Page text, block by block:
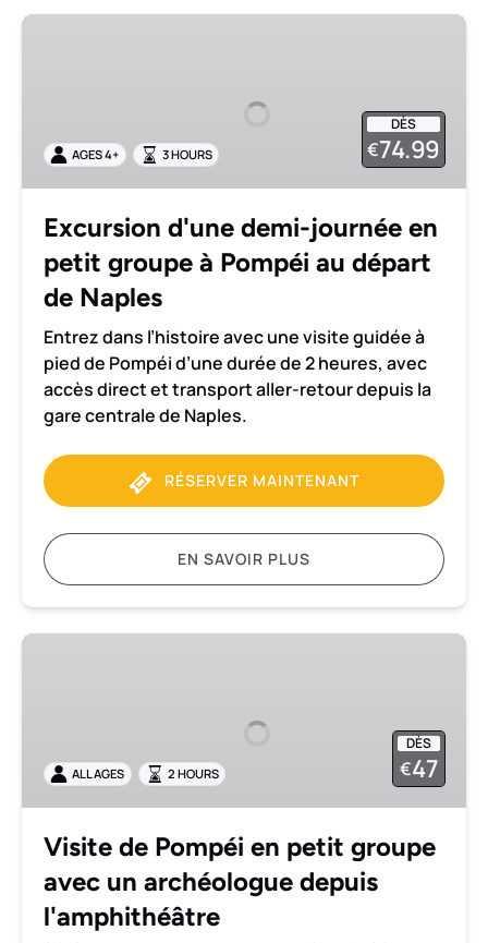
Excursion
petit
groupe
Pompéi
départ
Naples
DÈS
€74.99
AGES 4+ 3 HOURS
Excursion d'une demi-journée en
petit groupe à Pompéi au départ
de Naples
Entrez dans l’histoire avec une visite guidée à
pied de Pompéi d’une durée de 2 heures, avec
accès direct et transport aller-retour depuis la
gare centrale de Naples.
RÉSERVER MAINTENANT
EN SAVOIR PLUS
Visite
groupe
avec
archéologue
depuis
l'amphithéâtre
DÈS
€47
ALL AGES 2 HOURS
Visite de Pompéi en petit groupe
avec un archéologue depuis
l'amphithéâtre